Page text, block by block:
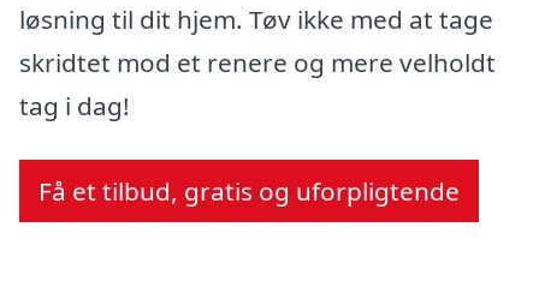
løsning til dit hjem. Tøv ikke med at tage
skridtet mod et renere og mere velholdt
tag i dag!
Få et tilbud, gratis og uforpligtende